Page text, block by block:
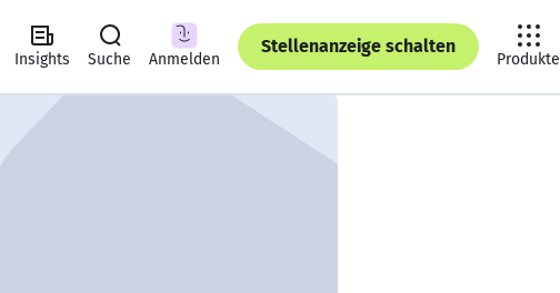
Insights Suche Anmelden
Stellenanzeige schalten
Produkte